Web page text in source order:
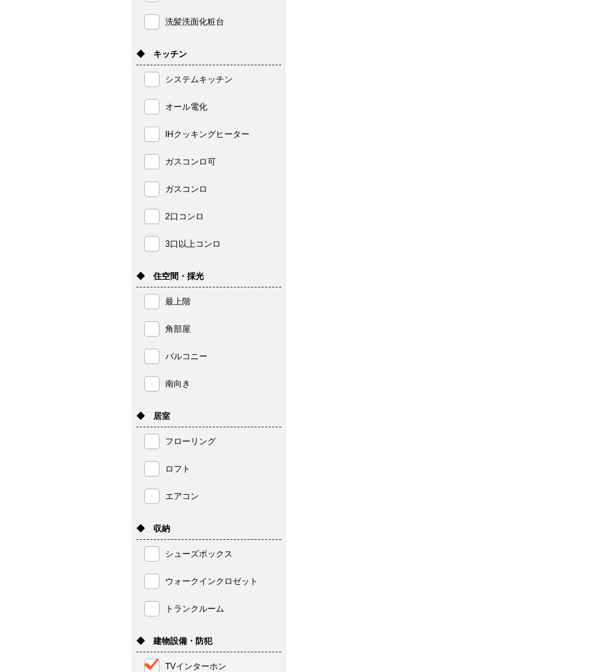
洗髪洗面化粧台
◆ キッチン
システムキッチン
オール電化
IHクッキングヒーター
ガスコンロ可
ガスコンロ
2口コンロ
3口以上コンロ
◆ 住空間・採光
最上階
角部屋
バルコニー
南向き
◆ 居室
フローリング
ロフト
エアコン
◆ 収納
シューズボックス
ウォークインクロゼット
トランクルーム
◆ 建物設備・防犯
TVインターホン